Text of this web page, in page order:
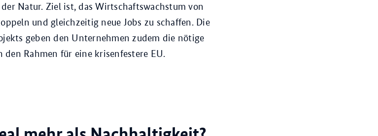
Natur. Ziel ist, das Wirtschaftswachstum von
und gleichzeitig neue Jobs zu schaffen. Die
geben den Unternehmen zudem die nötige
den Rahmen für eine krisenfestere EU.